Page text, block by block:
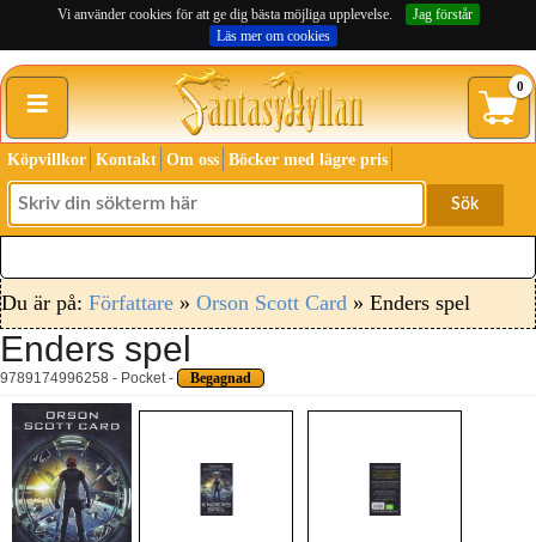
Vi använder cookies för att ge dig bästa möjliga upplevelse.
Jag förstår
Läs mer om cookies
≡ 0
Köpvillkor Kontakt Om oss Böcker med lägre pris
Sök
Du är på: Författare » Orson Scott Card » Enders spel
Enders spel
9789174996258 - Pocket - Begagnad